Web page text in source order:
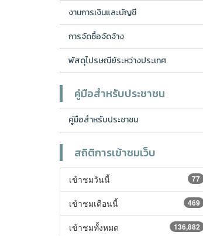
งานการเงินและบัญชี
การจัดซื้อจัดจ้าง
พัสดุไปรษณีย์ระหว่างประเทศ
คู่มือสำหรับประชาชน
คู่มือสำหรับประชาชน
สถิติการเข้าชมเว็บ
77
เข้าชมวันนี้
469
เข้าชมเดือนนี้
136,882
เข้าชมทั้งหมด